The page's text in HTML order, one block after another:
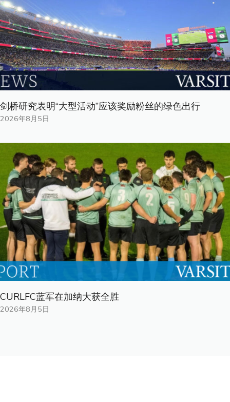
剑桥研究表明“大型活动”应该奖励粉丝的绿色出行
2026年8月5日
CURLFC蓝军在加纳大获全胜
2026年8月5日